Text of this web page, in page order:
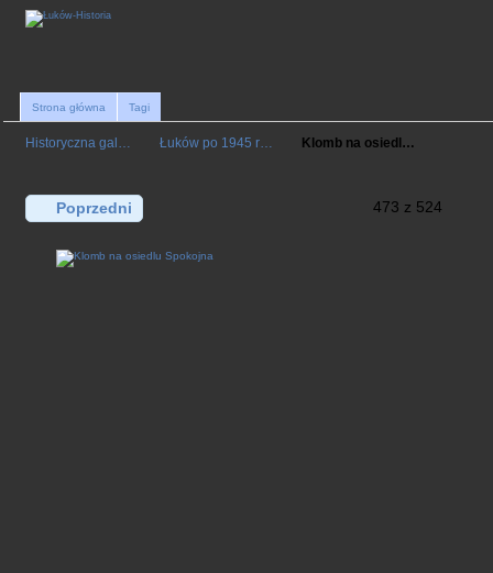
Strona główna Tagi
Historyczna gal… Łuków po 1945 r… Klomb na osiedl…
Poprzedni 473 z 524